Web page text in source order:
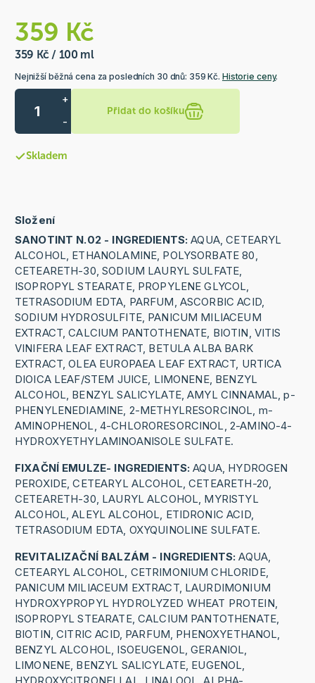
359 Kč
359 Kč / 100 ml
Nejnižší běžná cena za posledních 30 dnů: 359 Kč. Historie ceny.
+
-
Přidat do košíku
Skladem
Složení
SANOTINT N.02 - INGREDIENTS: AQUA, CETEARYL
ALCOHOL, ETHANOLAMINE, POLYSORBATE 80,
CETEARETH-30, SODIUM LAURYL SULFATE,
ISOPROPYL STEARATE, PROPYLENE GLYCOL,
TETRASODIUM EDTA, PARFUM, ASCORBIC ACID,
SODIUM HYDROSULFITE, PANICUM MILIACEUM
EXTRACT, CALCIUM PANTOTHENATE, BIOTIN, VITIS
VINIFERA LEAF EXTRACT, BETULA ALBA BARK
EXTRACT, OLEA EUROPAEA LEAF EXTRACT, URTICA
DIOICA LEAF/STEM JUICE, LIMONENE, BENZYL
ALCOHOL, BENZYL SALICYLATE, AMYL CINNAMAL, p-
PHENYLENEDIAMINE, 2-METHYLRESORCINOL, m-
AMINOPHENOL, 4-CHLORORESORCINOL, 2-AMINO-4-
HYDROXYETHYLAMINOANISOLE SULFATE.
FIXAČNÍ EMULZE- INGREDIENTS: AQUA, HYDROGEN
PEROXIDE, CETEARYL ALCOHOL, CETEARETH-20,
CETEARETH-30, LAURYL ALCOHOL, MYRISTYL
ALCOHOL, ALEYL ALCOHOL, ETIDRONIC ACID,
TETRASODIUM EDTA, OXYQUINOLINE SULFATE.
REVITALIZAČNÍ BALZÁM - INGREDIENTS: AQUA,
CETEARYL ALCOHOL, CETRIMONIUM CHLORIDE,
PANICUM MILIACEUM EXTRACT, LAURDIMONIUM
HYDROXYPROPYL HYDROLYZED WHEAT PROTEIN,
ISOPROPYL STEARATE, CALCIUM PANTOTHENATE,
BIOTIN, CITRIC ACID, PARFUM, PHENOXYETHANOL,
BENZYL ALCOHOL, ISOEUGENOL, GERANIOL,
LIMONENE, BENZYL SALICYLATE, EUGENOL,